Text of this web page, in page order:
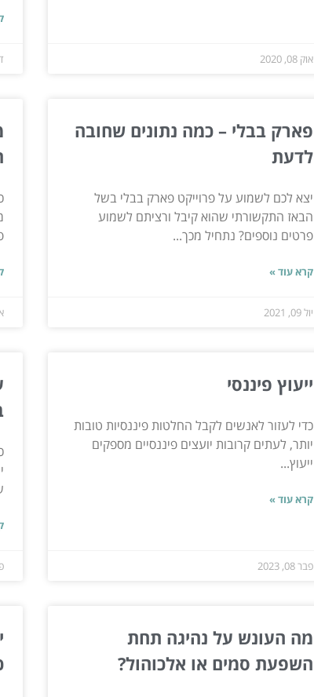
אוק 08, 2020
פארק בבלי – כמה נתונים שחובה
לדעת
יצא לכם לשמוע על פרוייקט פארק בבלי בשל
הבאז התקשורתי שהוא קיבל ורציתם לשמוע
פרטים נוספים? נתחיל מכך...
קרא עוד »
יול 09, 2021
ייעוץ פיננסי
כדי לעזור לאנשים לקבל החלטות פיננסיות טובות
יותר, לעתים קרובות יועצים פיננסיים מספקים
ייעוץ...
קרא עוד »
פבר 08, 2023
מה העונש על נהיגה תחת
השפעת סמים או אלכוהול?